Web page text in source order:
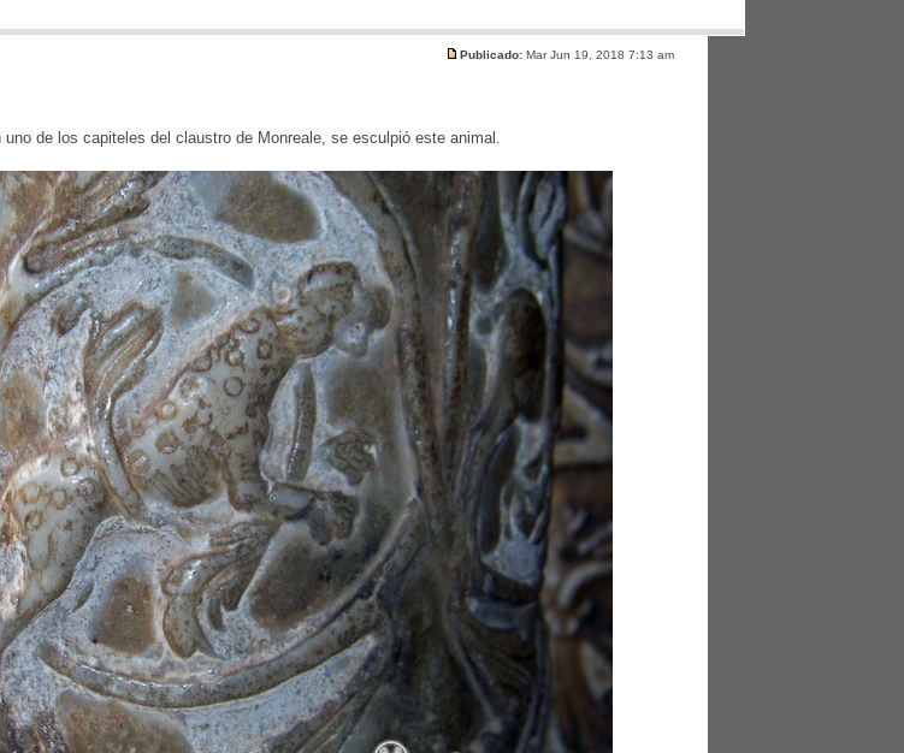
Publicado: Mar Jun 19, 2018 7:13 am
de los capiteles del claustro de Monreale, se esculpió este animal.